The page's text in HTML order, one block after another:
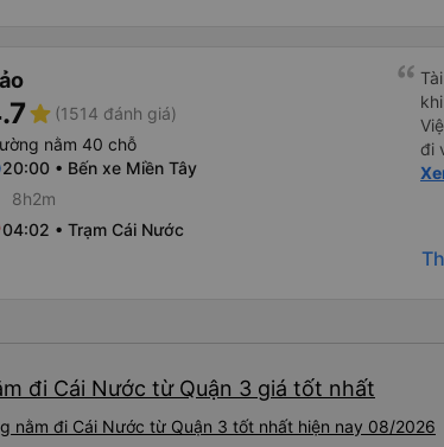
star (1514 đánh giá)
nằm 40 chỗ
20:00 • Bến xe Miền Tây
8h2m
04:02 • Trạm Cái Nước
đi
đi Cái Nước từ Quận 3 giá tốt nhất
nằm đi Cái Nước từ Quận 3 tốt nhất hiện nay 08/2026